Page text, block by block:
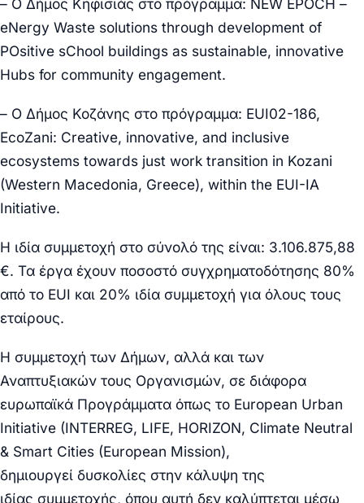
– Ο Δήμος Κηφισιάς στο πρόγραμμα: NEW EPOCH –
eNergy Waste solutions through development of
POsitive sChool buildings as sustainable, innovative
Hubs for community engagement.
– Ο Δήμος Κοζάνης στο πρόγραμμα: EUI02-186,
EcoZani: Creative, innovative, and inclusive
ecosystems towards just work transition in Kozani
(Western Macedonia, Greece), within the EUI-IA
Initiative.
Η ιδία συμμετοχή στο σύνολό της είναι: 3.106.875,88
€. Τα έργα έχουν ποσοστό συγχρηματοδότησης 80%
από το EUI και 20% ιδία συμμετοχή για όλους τους
εταίρους.
Η συμμετοχή των Δήμων, αλλά και των
Αναπτυξιακών τους Οργανισμών, σε διάφορα
ευρωπαϊκά Προγράμματα όπως το European Urban
Initiative (INTERREG, LIFE, HORIZON, Climate Neutral
& Smart Cities (European Mission),
δημιουργεί δυσκολίες στην κάλυψη της
ιδίας συμμετοχής, όπου αυτή δεν καλύπτεται μέσω